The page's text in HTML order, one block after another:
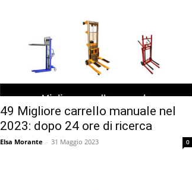
49 Migliore carrello manuale nel
2023: dopo 24 ore di ricerca
Elsa Morante - 31 Maggio 2023 0